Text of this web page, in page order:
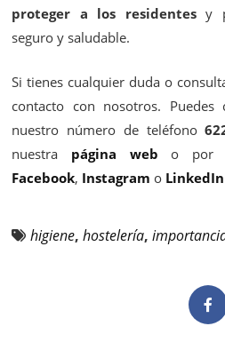
proteger a los residentesy
seguro y saludable.
Si tienes cualquier duda o
contacto con nosotros.
nuestro número de teléfono
nuestra página web o por
Facebook, Instagram o LinkedIn
higiene,hostelería,